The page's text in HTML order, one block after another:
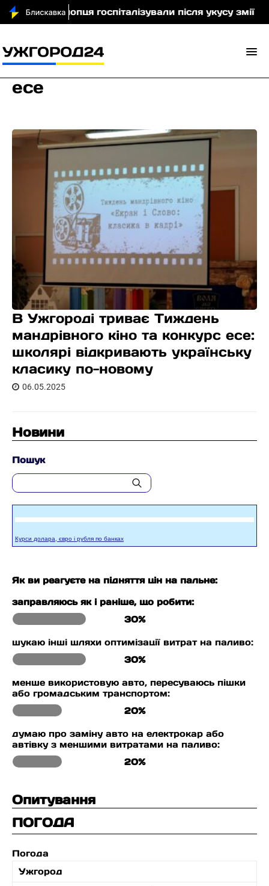
хлопця госпіталізували після укусу змії
есе
В Ужгороді триває Тиждень
мандрівного кіно та конкурс есе:
школярі відкривають українську
класику по-новому
06.05.2025
Новини
Пошук
Курси долара, євро і рубля по банках
Як ви реагуєте на підняття цін на пальне:
заправляюсь як і раніше, що робити:
30%
шукаю інші шляхи оптимізації витрат на паливо:
30%
менше використовую авто, пересуваюсь пішки
або громадським транспортом:
20%
думаю про заміну авто на електрокар або
автівку з меншими витратами на паливо:
20%
Опитування
ПОГОДА
Погода
Ужгород